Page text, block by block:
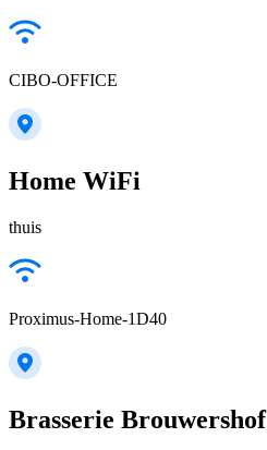
CIBO-OFFICE
Home WiFi
thuis
Proximus-Home-1D40
Brasserie Brouwershof